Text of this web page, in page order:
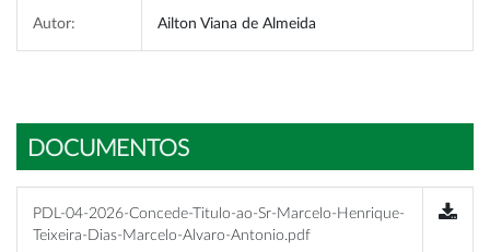
Autor: Ailton Viana de Almeida
DOCUMENTOS
PDL-04-2026-Concede-Titulo-ao-Sr-Marcelo-Henrique-
Teixeira-Dias-Marcelo-Alvaro-Antonio.pdf